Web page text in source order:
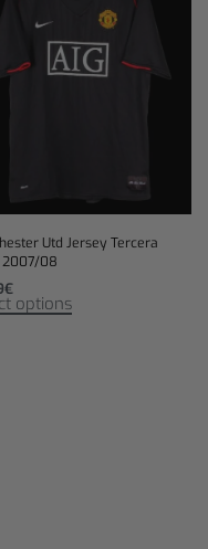
Utd Jersey Tercera
2007/08
€
options